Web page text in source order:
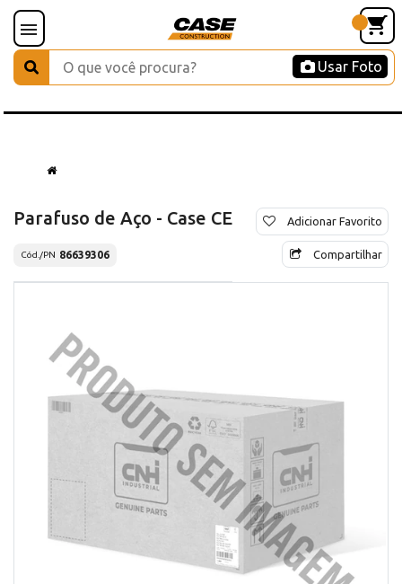
Usar Foto
Parafuso de Aço - Case CE
Cód./PN 86639306
Adicionar Favorito
Compartilhar